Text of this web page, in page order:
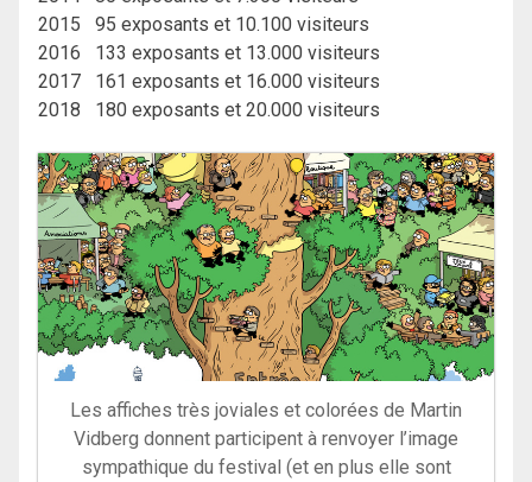
2015 95 exposants et 10.100 visiteurs
2016 133 exposants et 13.000 visiteurs
2017 161 exposants et 16.000 visiteurs
2018 180 exposants et 20.000 visiteurs
Les affiches très joviales et colorées de Martin
Vidberg donnent participent à renvoyer l’image
sympathique du festival (et en plus elle sont